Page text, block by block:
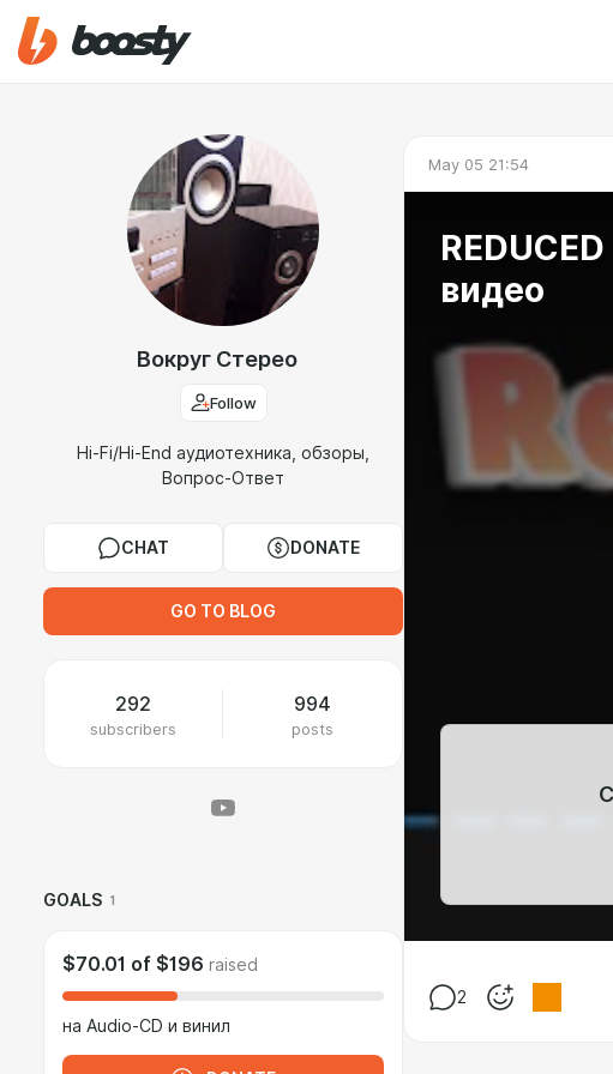
Вокруг Стерео
Follow
Hi-Fi/Hi-End аудиотехника, обзоры,
Вопрос-Ответ
CHAT DONATE
GO TO BLOG
292
subscribers
994
posts
GOALS 1
$70.01 of $196 raised
на Audio-CD и винил
May 05 21:54
видео
2